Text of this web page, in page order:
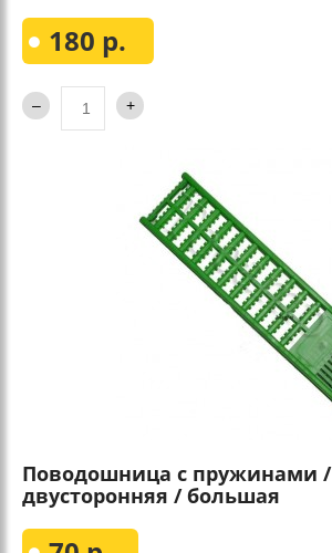
180 р.
Поводошница с пружинами /
двусторонняя / большая